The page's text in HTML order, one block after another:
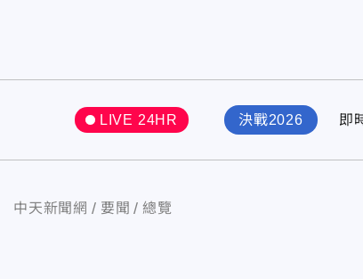
LIVE 24HR 決戰2026 即
中天新聞網 要聞 總覽